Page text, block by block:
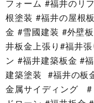
フォーム #福井のリ
根塗装 #福井の屋根
金 #雪國建装 #外壁
井板金上張り#福井
ン #福井建築板金 #
建築塗装 #福井の板
金属サイディング #